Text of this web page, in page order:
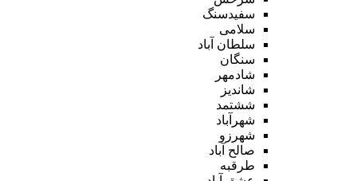
سفیدسنگ
سلامی
سلطان آباد
سنگان
شادمهر
شاندیز
ششتمد
شهرآباد
شهرزو
صالح آباد
طرقبه